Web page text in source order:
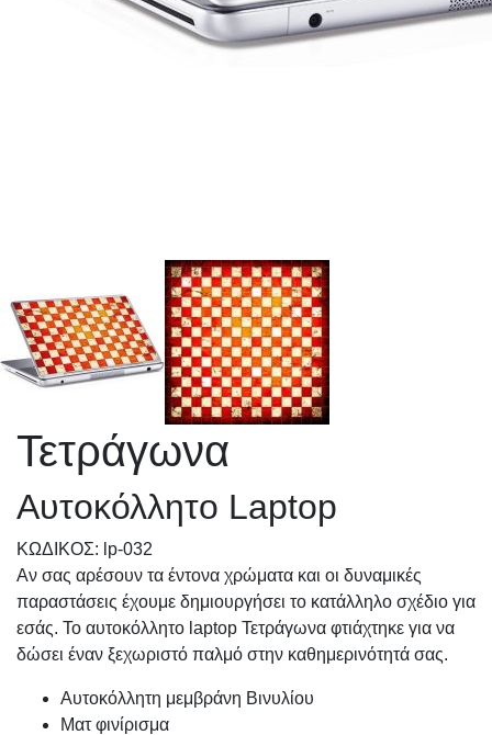
Τετράγωνα
Αυτοκόλλητο Laptop
KΩΔΙΚΟΣ: lp-032
Αν σας αρέσουν τα έντονα χρώματα και οι δυναμικές
παραστάσεις έχουμε δημιουργήσει το κατάλληλο σχέδιο για
εσάς. Το αυτοκόλλητο laptop Τετράγωνα φτιάχτηκε για να
δώσει έναν ξεχωριστό παλμό στην καθημερινότητά σας.
Αυτοκόλλητη μεμβράνη Βινυλίου
Ματ φινίρισμα